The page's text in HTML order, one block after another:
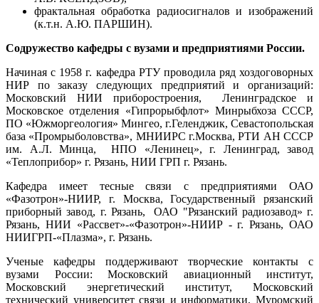
фрактальная обработка радиосигналов и изображений
(к.т.н. А.Ю. ПАРШИН).
Содружество кафедры с вузами и предприятиями России.
Начиная с 1958 г. кафедра РТУ проводила ряд хоздоговорных
НИР по заказу следующих предприятий и организаций:
Московский НИИ приборостроения, Ленинградское и
Московское отделения «Гипрорыбфло­т» Минрыбхоза СССР,
ПО «Южморгеология» Мингео, г.Геленджик, Севасто­польская
база «Промрыболовства», МНИИРС г.Москва, РТИ АН СССР
им. А.Л. Минца, НПО «Ленинец», г. Ленинград, завод
«Теплоприбор» г. Рязань, НИИ ГРП г. Рязань.
Кафедра имеет тесные связи с предприятиями ОАО
«Фазотрон»-НИИР, г. Москва, Государственный рязанский
приборный завод, г. Рязань, ОАО "Рязанский радиозавод» г.
Рязань, НИИ «Рассвет»-«Фазотрон»-НИИР - г. Ряза­нь, ОАО
НИИГРП-«Плазма», г. Рязань.
Ученые кафедры поддерживают творческие контакты с
вузами России: Московский авиационный институт,
Московский энергетический институт, Московский
технический университет связи и информатики, Муромский